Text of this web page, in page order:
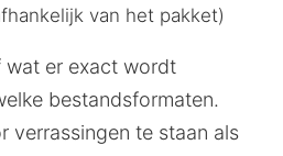
van het pakket)
er exact wordt
bestandsformaten.
verrassingen te staan als